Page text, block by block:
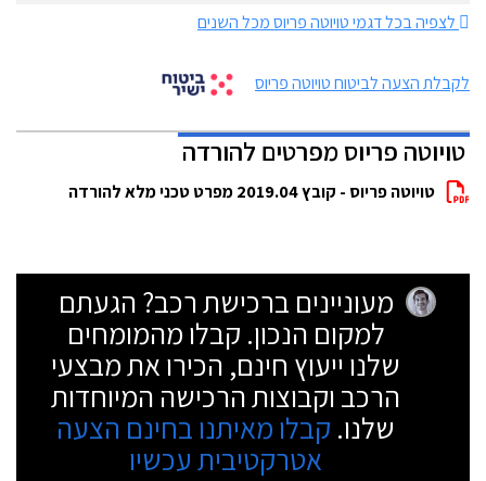
לצפיה בכל דגמי טויוטה פריוס מכל השנים
לקבלת הצעה לביטוח טויוטה פריוס
טויוטה פריוס מפרטים להורדה
טויוטה פריוס - קובץ 2019.04 מפרט טכני מלא להורדה
מעוניינים ברכישת רכב? הגעתם
למקום הנכון. קבלו מהמומחים
שלנו ייעוץ חינם, הכירו את מבצעי
הרכב וקבוצות הרכישה המיוחדות
שלנו. קבלו מאיתנו בחינם הצעה
אטרקטיבית עכשיו